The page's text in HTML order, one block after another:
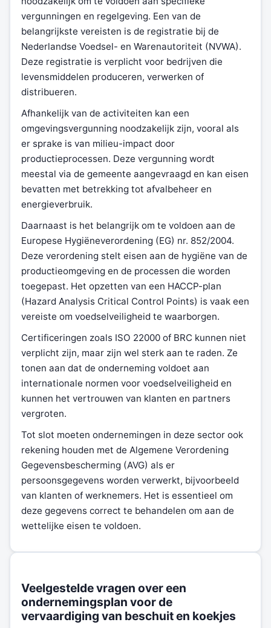
vergunningen en regelgeving. Een van de
belangrijkste vereisten is de registratie bij de
Nederlandse Voedsel- en Warenautoriteit (NVWA).
Deze registratie is verplicht voor bedrijven die
levensmiddelen produceren, verwerken of
distribueren.
Afhankelijk van de activiteiten kan een
omgevingsvergunning noodzakelijk zijn, vooral als
er sprake is van milieu-impact door
productieprocessen. Deze vergunning wordt
meestal via de gemeente aangevraagd en kan eisen
bevatten met betrekking tot afvalbeheer en
energieverbruik.
Daarnaast is het belangrijk om te voldoen aan de
Europese Hygiëneverordening (EG) nr. 852/2004.
Deze verordening stelt eisen aan de hygiëne van de
productieomgeving en de processen die worden
toegepast. Het opzetten van een HACCP-plan
(Hazard Analysis Critical Control Points) is vaak een
vereiste om voedselveiligheid te waarborgen.
Certificeringen zoals ISO 22000 of BRC kunnen niet
verplicht zijn, maar zijn wel sterk aan te raden. Ze
tonen aan dat de onderneming voldoet aan
internationale normen voor voedselveiligheid en
kunnen het vertrouwen van klanten en partners
vergroten.
Tot slot moeten ondernemingen in deze sector ook
rekening houden met de Algemene Verordening
Gegevensbescherming (AVG) als er
persoonsgegevens worden verwerkt, bijvoorbeeld
van klanten of werknemers. Het is essentieel om
deze gegevens correct te behandelen om aan de
wettelijke eisen te voldoen.
Veelgestelde vragen over een
ondernemingsplan voor de
vervaardiging van beschuit en koekjes